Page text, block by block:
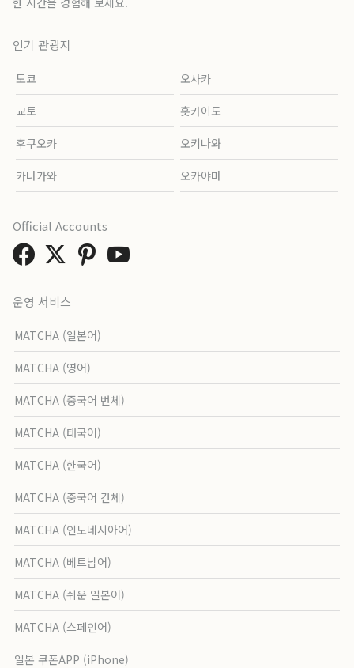
인기 관광지
도쿄 오사카
교토 홋카이도
후쿠오카 오키나와
카나가와 오카야마
운영 서비스
MATCHA (일본어)
MATCHA (영어)
MATCHA (중국어 번체)
MATCHA (태국어)
MATCHA (한국어)
MATCHA (중국어 간체)
MATCHA (인도네시아어)
MATCHA (베트남어)
MATCHA (쉬운 일본어)
MATCHA (스페인어)
일본 쿠폰APP (iPhone)
Official Accounts